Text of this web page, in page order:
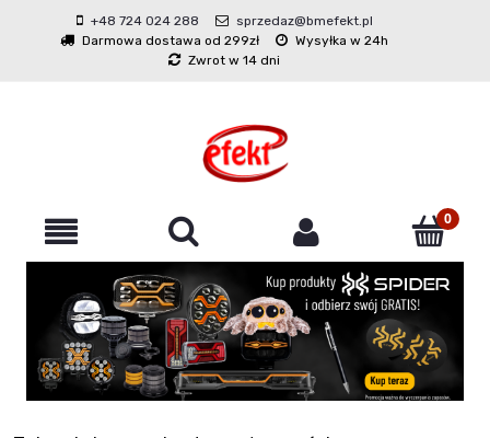
+48 724 024 288
sprzedaz@bmefekt.pl
Darmowa dostawa od 299zł
Wysyłka w 24h
Zwrot w 14 dni